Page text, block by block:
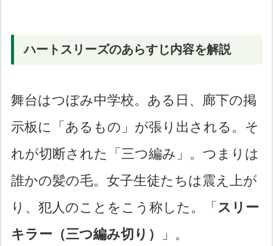
ハートスリーズのあらすじ内容を解説
舞台はつぼみ中学校。ある日、廊下の掲
示板に「あるもの」が張り出される。そ
れが切断された「三つ編み」。つまりは
誰かの髪の毛。女子生徒たちは震え上が
り、犯人のことをこう称した。「 スリー
キラー（三つ編み切り）
」。